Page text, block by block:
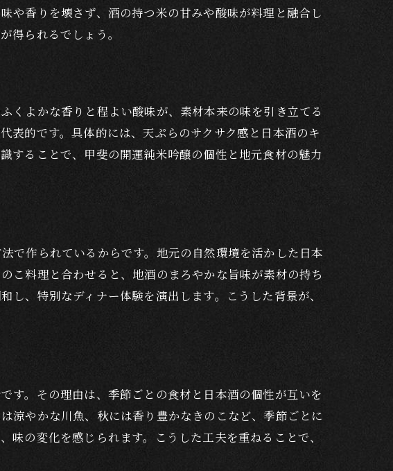
や香りを壊さず、酒の持つ米の甘みや酸味が料理と融合し
得られるでしょう。
くよかな香りと程よい酸味が、素材本来の味を引き立てる
表的です。具体的には、天ぷらのサクサク感と日本酒のキ
することで、甲斐の開運純米吟醸の個性と地元食材の魅力
で作られているからです。地元の自然環境を活かした日本
こ料理と合わせると、地酒のまろやかな旨味が素材の持ち
、特別なディナー体験を演出します。こうした背景が、
す。その理由は、季節ごとの食材と日本酒の個性が互いを
涼やかな川魚、秋には香り豊かなきのこなど、季節ごとに
の変化を感じられます。こうした工夫を重ねることで、